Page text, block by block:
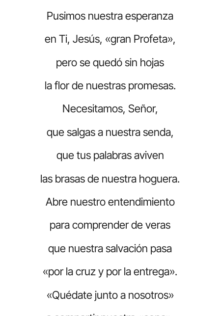
Pusimos nuestra esperanza
en Ti, Jesús, «gran Profeta»,
pero se quedó sin hojas
la flor de nuestras promesas.
Necesitamos, Señor,
que salgas a nuestra senda,
que tus palabras aviven
las brasas de nuestra hoguera.
Abre nuestro entendimiento
para comprender de veras
que nuestra salvación pasa
«por la cruz y por la entrega».
«Quédate junto a nosotros»